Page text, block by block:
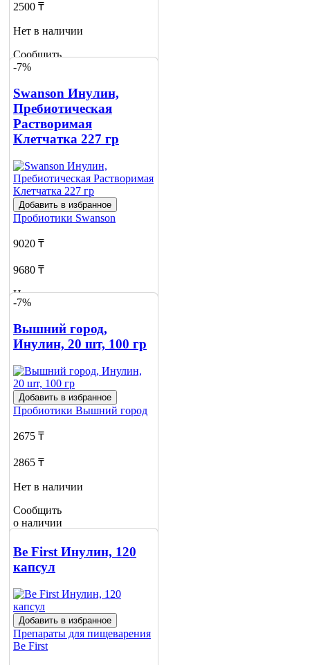
2500 ₸
Нет в наличии
Сообщить
о наличии
-7%
Swanson Инулин,
Пребиотическая
Растворимая
Клетчатка 227 гр
Добавить в избранное
Пробиотики Swanson
9020 ₸
9680 ₸
Нет в наличии
о наличии
-7%
Вышний город,
Инулин, 20 шт, 100 гр
Добавить в избранное
Пробиотики Вышний город
2675 ₸
2865 ₸
Нет в наличии
Сообщить
о наличии
Be First Инулин, 120
капсул
Добавить в избранное
Препараты для пищеварения
Be First